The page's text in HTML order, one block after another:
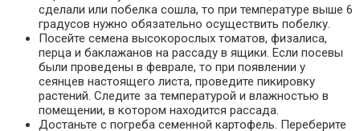
сделали или побелка сошла, то при температуре выше 6
градусов нужно обязательно осуществить побелку.
Посейте семена высокорослых томатов, физалиса,
перца и баклажанов на рассаду в ящики. Если посевы
были проведены в феврале, то при появлении у
сеянцев настоящего листа, проведите пикировку
растений. Следите за температурой и влажностью в
помещении, в котором находится рассада.
Достаньте с погреба семенной картофель. Переберите